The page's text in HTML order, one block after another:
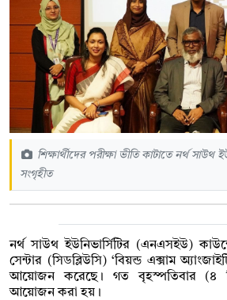
শিক্ষার্থীদের পরীক্ষা ভীতি কাটাতে নর্থ সাউথ
সংগৃহীত
নর্থ সাউথ ইউনিভার্সিটির (এনএসইউ)
সেন্টার (সিডব্লিউসি) ‘বিয়ন্ড এক্সাম
আয়োজন করেছে। গত ‍বৃহস্পতিবার (৪
আয়োজন করা হয়।